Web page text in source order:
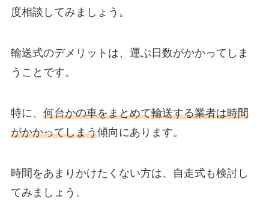
度相談してみましょう。
輸送式のデメリットは、運ぶ日数がかかってしま
うことです。
特に、 何台かの車をまとめて輸送する業者は時間
がかかってしまう傾向にあります。
時間をあまりかけたくない方は、自走式も検討し
てみましょう。